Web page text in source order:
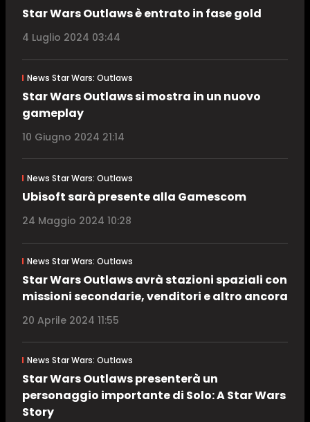
Star Wars Outlaws è entrato in fase gold
4 Luglio 2024 03:44
News Star Wars: Outlaws
Star Wars Outlaws si mostra in un nuovo
gameplay
10 Giugno 2024 21:14
News Star Wars: Outlaws
Ubisoft sarà presente alla Gamescom
24 Maggio 2024 10:28
News Star Wars: Outlaws
Star Wars Outlaws avrà stazioni spaziali con
missioni secondarie, venditori e altro ancora
20 Aprile 2024 11:55
News Star Wars: Outlaws
Star Wars Outlaws presenterà un
personaggio importante di Solo: A Star Wars
Story